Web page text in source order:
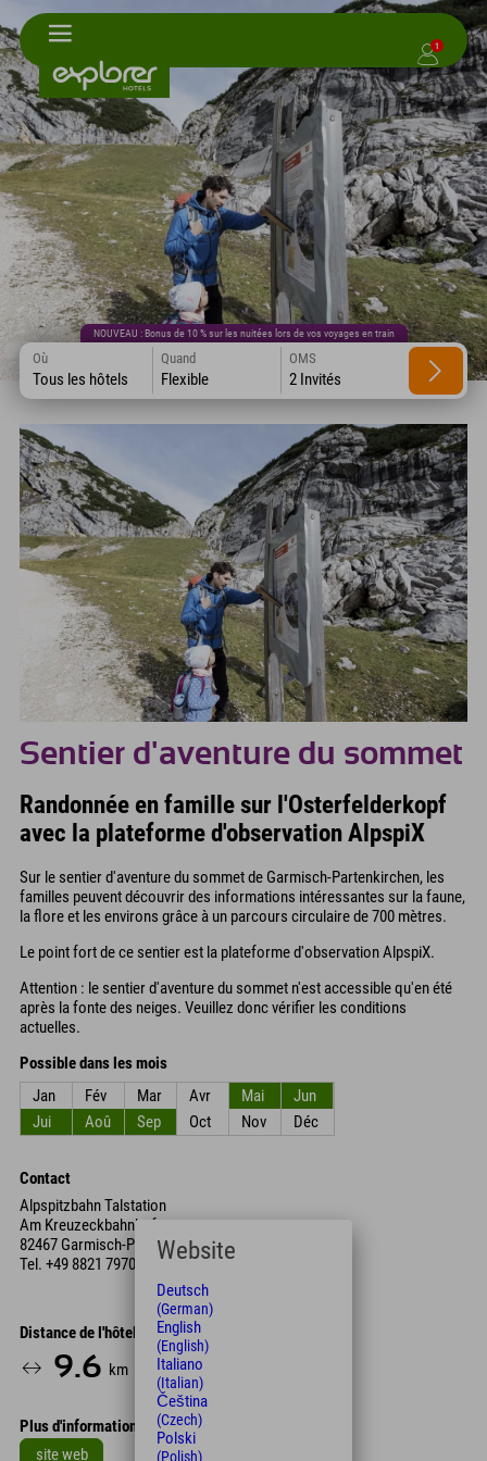
1
NOUVEAU : Bonus de 10 % sur les nuitées lors de vos voyages en train
Où
Tous les hôtels
Quand
Flexible
OMS
2 Invités
Sentier d'aventure du sommet
Randonnée en famille sur l'Osterfelderkopf
avec la plateforme d'observation AlpspiX
Sur le sentier d'aventure du sommet de Garmisch-Partenkirchen, les
familles peuvent découvrir des informations intéressantes sur la faune,
la flore et les environs grâce à un parcours circulaire de 700 mètres.
Le point fort de ce sentier est la plateforme d'observation AlpspiX.
Attention : le sentier d'aventure du sommet n'est accessible qu'en été
après la fonte des neiges. Veuillez donc vérifier les conditions
actuelles.
Possible dans les mois
Jan
Fév Mar Avr Mai
Jun
Jui
Aoû Sep Oct Nov Déc
Contact
Alpspitzbahn Talstation
Am Kreuzeckbahnhof
82467 Garmisch-Partenkirchen
Tel. +49 8821 7970
Distance de l'hôtel
9.6 km 19
Plus d'informations
site web
Website
Deutsch
(German)
English
(English)
Italiano
(Italian)
Čeština
(Czech)
Polski
(Polish)